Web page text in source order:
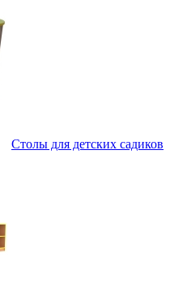
Столы для детских садиков